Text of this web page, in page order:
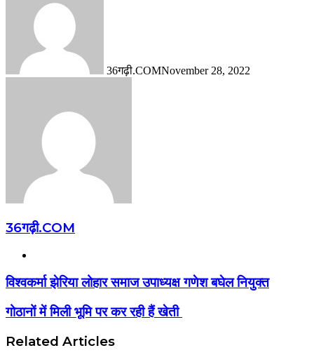
36गढ़ी.COMNovember 28, 2022
36गढ़ी.COM
विश्वकर्मा झेरिया लोहार‌ समाज उपाध्यक्ष गणेश बघेल नियुक्त
गोठानों में मिली भूमि पर कर रही हैं खेती
Related Articles